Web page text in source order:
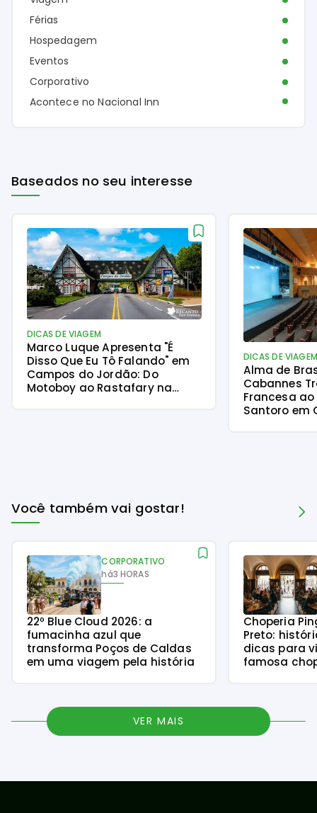
Férias
Hospedagem
Eventos
Corporativo
Acontece no Nacional Inn
Baseados no seu interesse
DICAS DE VIAGEM
Marco Luque Apresenta "É
Disso Que Eu Tô Falando" em
Campos do Jordão: Do
Motoboy ao Rastafary na
DICAS DE VIAGEM
Alma de
Cabannes
Francesa
Santoro em
Você também vai gostar!
CORPORATIVO
há3 HORAS
22º Blue Cloud 2026: a
fumacinha azul que
transforma Poços de Caldas
em uma viagem pela história
Choperia
Preto:
dicas para
famosa
VER MAIS